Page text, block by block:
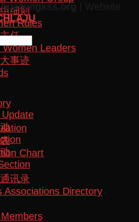
细则
Rules
任
Women Leaders
事迹
huazongkss.org
Chart
讯录
Associations Directory